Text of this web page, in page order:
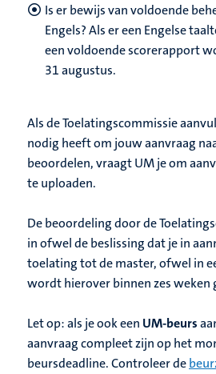
Is er bewijs van voldoende
Engels? Als er een Engelse
een voldoende scorerapport
31 augustus.
Als de Toelatingscommissie
nodig heeft om jouw aanvraag
beoordelen, vraagt UM je om
te uploaden.
De beoordeling door de
in ofwel de beslissing dat je in
toelating tot de master, ofwel in
wordt hierover binnen zes weken
Let op: als je ook een UM-beurs
aanvraag compleet zijn op het
beursdeadline. Controleer de